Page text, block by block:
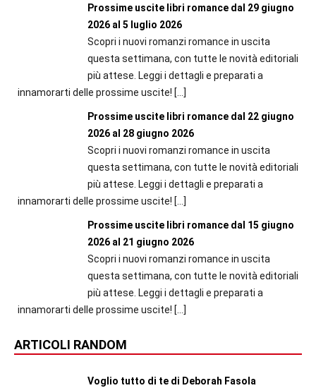
Prossime uscite libri romance dal 29 giugno
2026 al 5 luglio 2026
Scopri i nuovi romanzi romance in uscita
questa settimana, con tutte le novità editoriali
più attese. Leggi i dettagli e preparati a
innamorarti delle prossime uscite! […]
Prossime uscite libri romance dal 22 giugno
2026 al 28 giugno 2026
Scopri i nuovi romanzi romance in uscita
questa settimana, con tutte le novità editoriali
più attese. Leggi i dettagli e preparati a
innamorarti delle prossime uscite! […]
Prossime uscite libri romance dal 15 giugno
2026 al 21 giugno 2026
Scopri i nuovi romanzi romance in uscita
questa settimana, con tutte le novità editoriali
più attese. Leggi i dettagli e preparati a
innamorarti delle prossime uscite! […]
ARTICOLI RANDOM
Voglio tutto di te di Deborah Fasola